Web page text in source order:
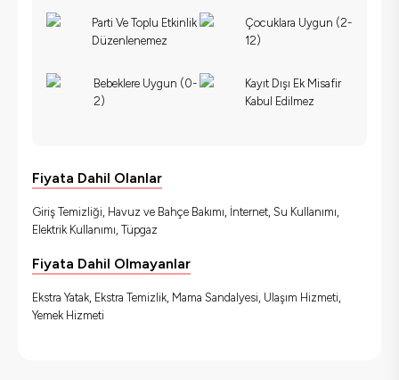
Parti Ve Toplu Etkinlik
Düzenlenemez
Çocuklara Uygun (2-
12)
Bebeklere Uygun (0-
2)
Kayıt Dışı Ek Misafir
Kabul Edilmez
Fiyata Dahil Olanlar
Giriş Temizliği, Havuz ve Bahçe Bakımı, İnternet, Su Kullanımı,
Elektrik Kullanımı, Tüpgaz
Fiyata Dahil Olmayanlar
Ekstra Yatak, Ekstra Temizlik, Mama Sandalyesi, Ulaşım Hizmeti,
Yemek Hizmeti